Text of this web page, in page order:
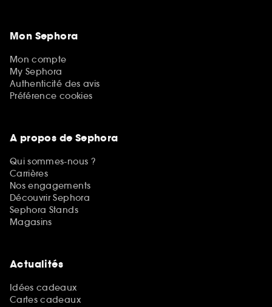
Mon Sephora
Mon compte
My Sephora
Authenticité des avis
Préférence cookies
A propos de Sephora
Qui sommes-nous ?
Carrières
Nos engagements
Découvrir Sephora
Sephora Stands
Magasins
Actualités
Idées cadeaux
Cartes cadeaux